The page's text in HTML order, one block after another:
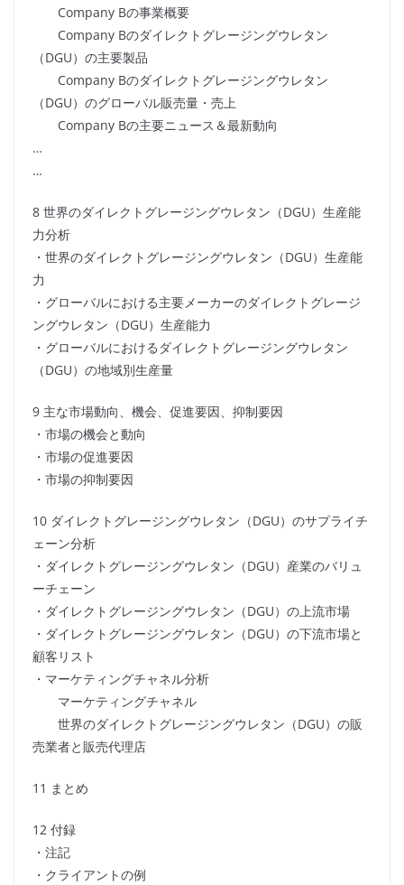
Company Bの事業概要
Company Bのダイレクトグレージングウレタン
（DGU）の主要製品
Company Bのダイレクトグレージングウレタン
（DGU）のグローバル販売量・売上
Company Bの主要ニュース＆最新動向
…
…
8 世界のダイレクトグレージングウレタン（DGU）生産能
力分析
・世界のダイレクトグレージングウレタン（DGU）生産能
力
・グローバルにおける主要メーカーのダイレクトグレージ
ングウレタン（DGU）生産能力
・グローバルにおけるダイレクトグレージングウレタン
（DGU）の地域別生産量
9 主な市場動向、機会、促進要因、抑制要因
・市場の機会と動向
・市場の促進要因
・市場の抑制要因
10 ダイレクトグレージングウレタン（DGU）のサプライチ
ェーン分析
・ダイレクトグレージングウレタン（DGU）産業のバリュ
ーチェーン
・ダイレクトグレージングウレタン（DGU）の上流市場
・ダイレクトグレージングウレタン（DGU）の下流市場と
顧客リスト
・マーケティングチャネル分析
マーケティングチャネル
世界のダイレクトグレージングウレタン（DGU）の販
売業者と販売代理店
11 まとめ
12 付録
・注記
・クライアントの例